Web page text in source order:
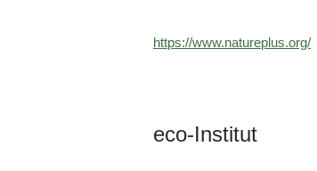
https://www.natureplus.org/
eco-Institut